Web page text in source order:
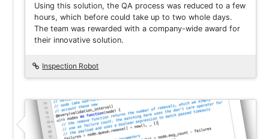
Using this solution, the QA process was reduced to a few
hours, which before could take up to two whole days.
The team was rewarded with a company-wide award for
their innovative solution.
Inspection Robot